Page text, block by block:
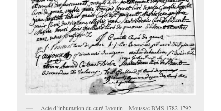
Acte d’inhumation du curé Jabouin – Moussac BMS 1782-1792